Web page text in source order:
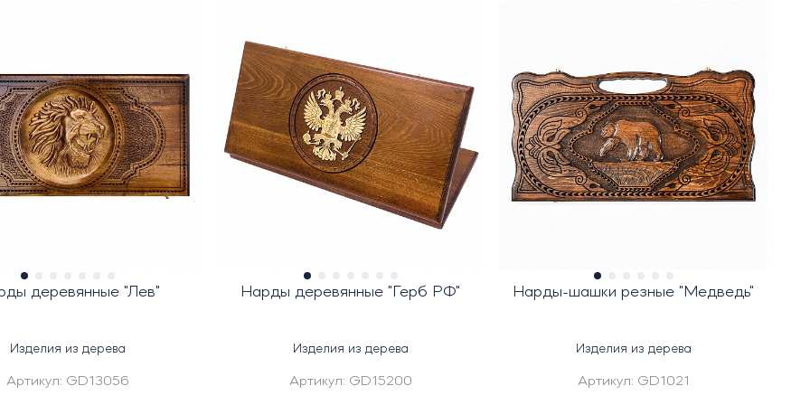
деревянные "Лев"
Изделия из дерева
Артикул: GD13056
Нарды деревянные "Герб РФ"
Изделия из дерева
Артикул: GD15200
Нарды-шашки резные "Медведь"
Изделия из дерева
Артикул: GD1021